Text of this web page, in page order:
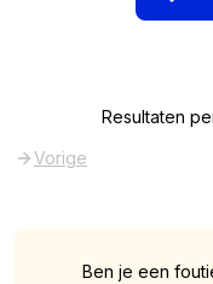
Resultaten
Vorige
Ben je een